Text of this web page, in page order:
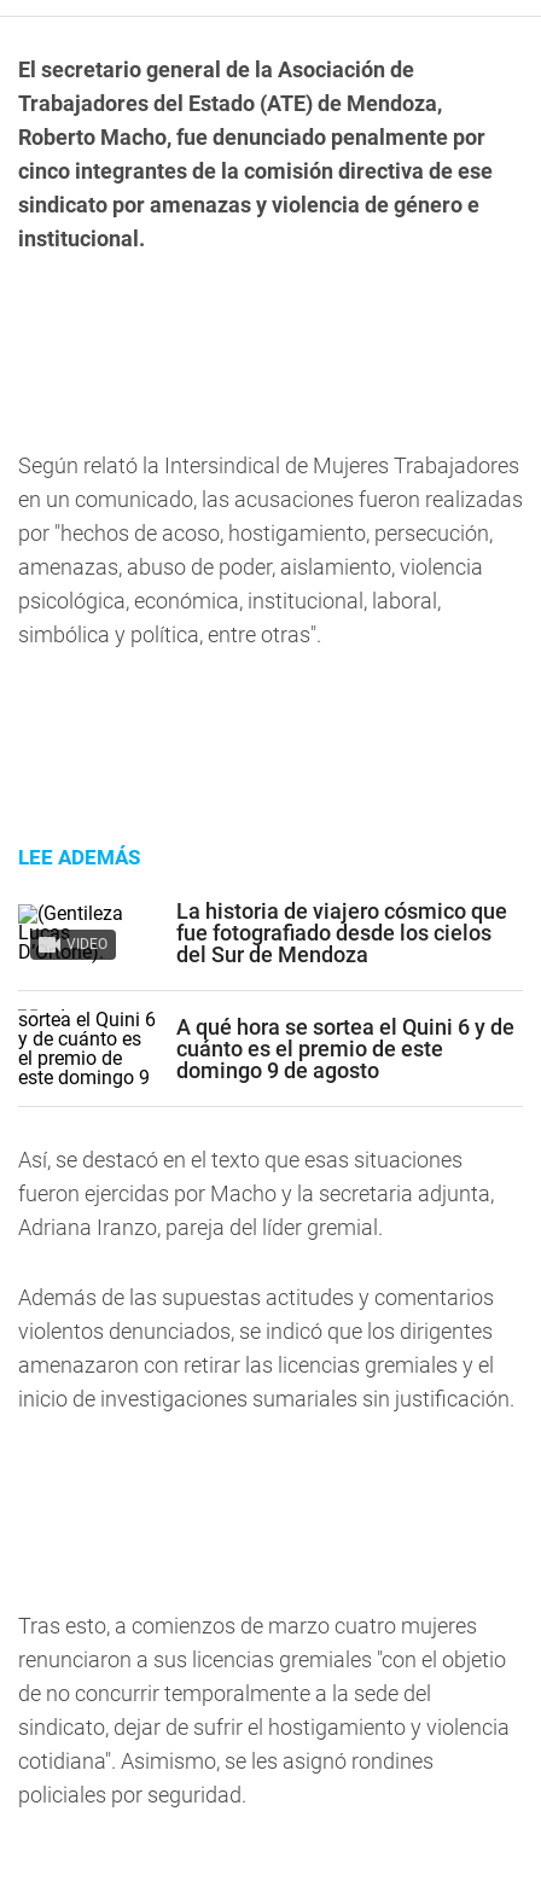
El secretario general de la Asociación de
Trabajadores del Estado (ATE) de Mendoza,
Roberto Macho, fue denunciado penalmente por
cinco integrantes de la comisión directiva de ese
sindicato por amenazas y violencia de género e
institucional.
Según relató la Intersindical de Mujeres Trabajadores
en un comunicado, las acusaciones fueron realizadas
por "hechos de acoso, hostigamiento, persecución,
amenazas, abuso de poder, aislamiento, violencia
psicológica, económica, institucional, laboral,
simbólica y política, entre otras".
LEE ADEMÁS
VIDEO
La historia de viajero cósmico que
fue fotografiado desde los cielos
del Sur de Mendoza
A qué hora se sortea el Quini 6 y de
cuánto es el premio de este
domingo 9 de agosto
Así, se destacó en el texto que esas situaciones
fueron ejercidas por Macho y la secretaria adjunta,
Adriana Iranzo, pareja del líder gremial.
Además de las supuestas actitudes y comentarios
violentos denunciados, se indicó que los dirigentes
amenazaron con retirar las licencias gremiales y el
inicio de investigaciones sumariales sin justificación.
Tras esto, a comienzos de marzo cuatro mujeres
renunciaron a sus licencias gremiales "con el objetio
de no concurrir temporalmente a la sede del
sindicato, dejar de sufrir el hostigamiento y violencia
cotidiana". Asimismo, se les asignó rondines
policiales por seguridad.